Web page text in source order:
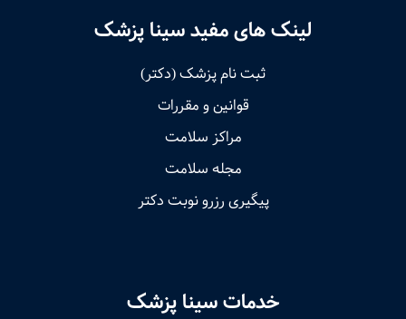
لینک های مفید سینا پزشک
ثبت نام پزشک (دکتر)
قوانین و مقررات
مراکز سلامت
مجله سلامت
پیگیری رزرو نوبت دکتر
خدمات سینا پزشک